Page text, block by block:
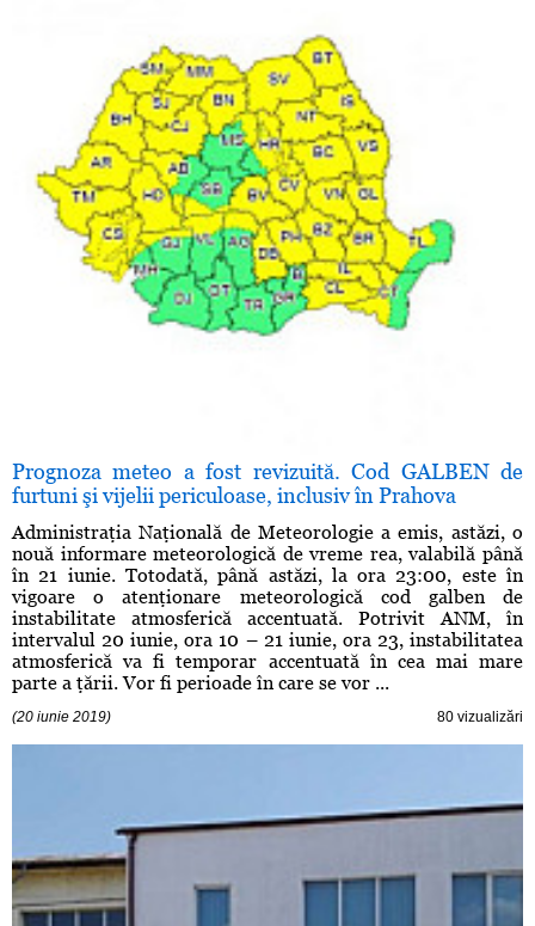
Prognoza meteo a fost revizuită. Cod GALBEN de
furtuni şi vijelii periculoase, inclusiv în Prahova
Administraţia Naţională de Meteorologie a emis, astăzi, o
nouă informare meteorologică de vreme rea, valabilă până
în 21 iunie. Totodată, până astăzi, la ora 23:00, este în
vigoare o atenţionare meteorologică cod galben de
instabilitate atmosferică accentuată. Potrivit ANM, în
intervalul 20 iunie, ora 10 – 21 iunie, ora 23, instabilitatea
atmosferică va fi temporar accentuată în cea mai mare
parte a ţării. Vor fi perioade în care se vor ...
(20 iunie 2019) 80 vizualizări